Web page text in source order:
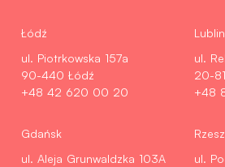
Łódź
ul. Piotrkowska 157a
90-440 Łódź
+48 42 620 00 20
Lublin
ul.
20-
+48
Gdańsk
ul. Aleja Grunwaldzka 103A
ul.